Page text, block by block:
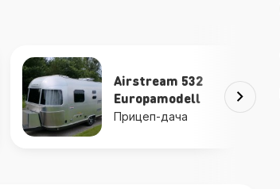
Hobby Prestige
560 UL
Прицеп-дача